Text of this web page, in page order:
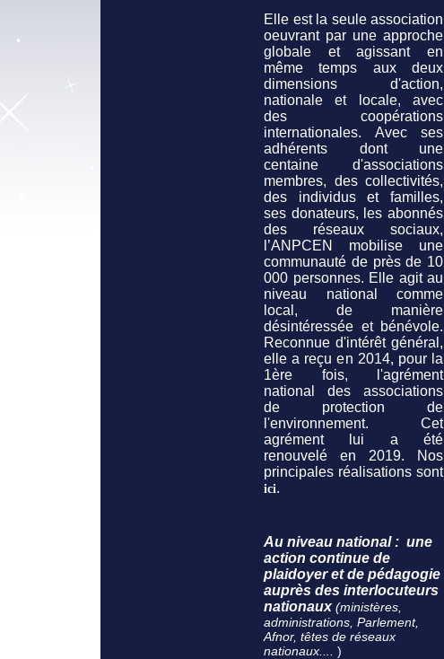
Elle est la seule association
oeuvrant par une approche
globale et agissant en
même temps aux deux
dimensions d'action,
nationale et locale, avec
des coopérations
internationales. Avec ses
adhérents dont une
centaine d'associations
membres, des collectivités,
des individus et familles,
ses donateurs, les abonnés
des réseaux sociaux,
l’ANPCEN mobilise une
communauté de près de 10
000 personnes. Elle agit au
niveau national comme
local, de manière
désintéressée et bénévole.
Reconnue d'intérêt général,
elle a reçu en 2014, pour la
1ère fois, l'agrément
national des associations
de protection de
l'environnement. Cet
agrément lui a été
renouvelé en 2019. Nos
principales réalisations sont
ici.
Au niveau national : une
action continue de
plaidoyer et de pédagogie
auprès des interlocuteurs
nationaux(ministères,
administrations, Parlement,
Afnor, têtes de réseaux
nationaux....
)